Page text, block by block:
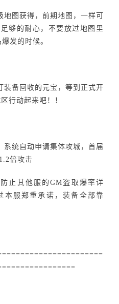
图获得，前期地图，一样可
够的耐心，不要放过地图里
发的时候。
备回收的元宝，等到正式开
行动起来吧！！
统自动申请集体攻城，首届
倍攻击
止其他服的GM盗取爆率详
本服郑重承诺，装备全部靠